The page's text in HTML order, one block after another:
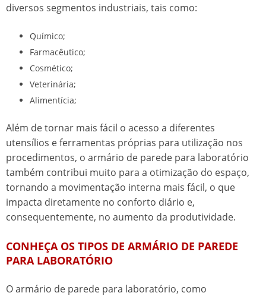
diversos segmentos industriais, tais como:
Químico;
Farmacêutico;
Cosmético;
Veterinária;
Alimentícia;
Além de tornar mais fácil o acesso a diferentes
utensílios e ferramentas próprias para utilização nos
procedimentos, o armário de parede para laboratório
também contribui muito para a otimização do espaço,
tornando a movimentação interna mais fácil, o que
impacta diretamente no conforto diário e,
consequentemente, no aumento da produtividade.
CONHEÇA OS TIPOS DE ARMÁRIO DE PAREDE
PARA LABORATÓRIO
Oarmário de parede para laboratório, como